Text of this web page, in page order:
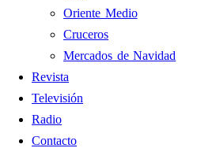
Oriente Medio
Cruceros
Mercados de Navidad
Revista
Televisión
Radio
Contacto